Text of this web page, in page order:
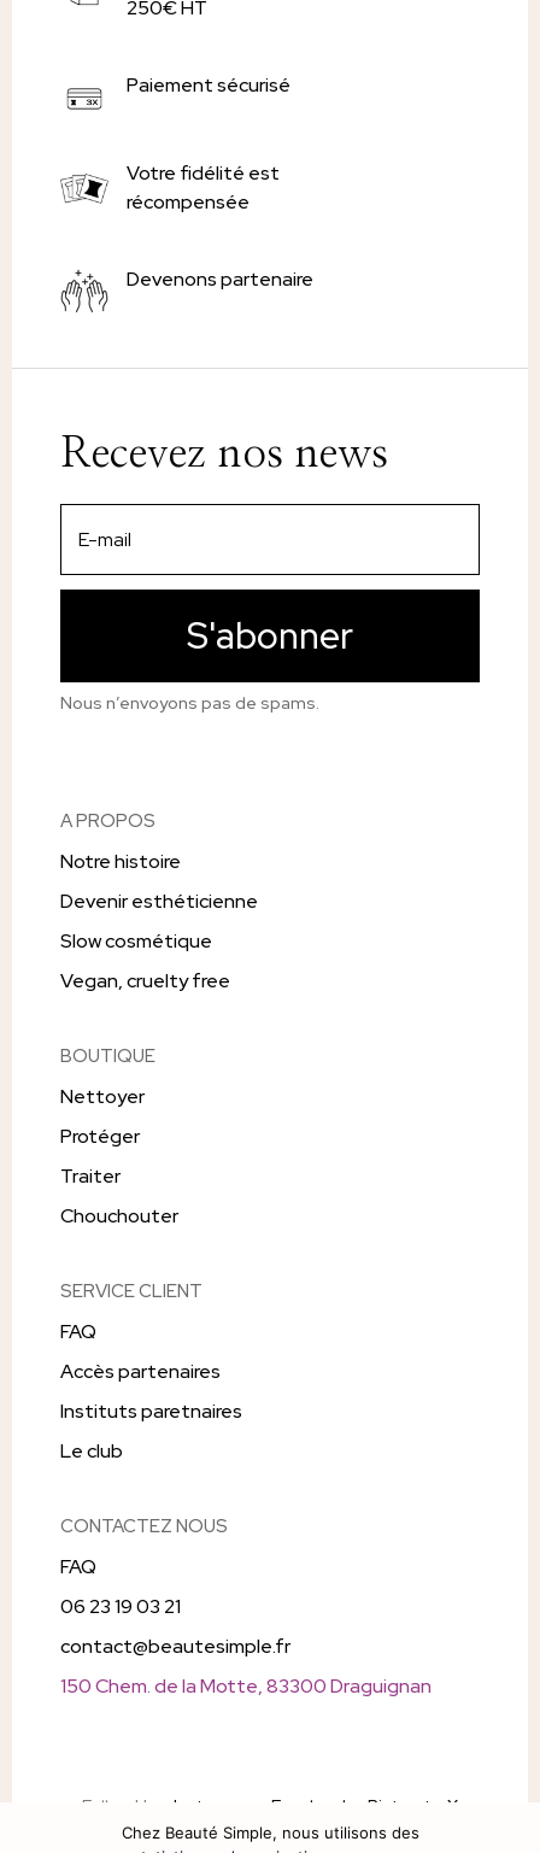
250€ HT
Paiement sécurisé
Votre fidélité est
récompensée
Devenons partenaire
Recevez nos news
S'abonner
Nous n’envoyons pas de spams.
A PROPOS
Notre histoire
Devenir esthéticienne
Slow cosmétique
Vegan, cruelty free
BOUTIQUE
Nettoyer
Protéger
Traiter
Chouchouter
SERVICE CLIENT
FAQ
Accès partenaires
Instituts paretnaires
Le club
CONTACTEZ NOUS
FAQ
06 23 19 03 21
contact@beautesimple.fr
150 Chem. de la Motte, 83300 Draguignan
Follow Us Instagram Facebook Pintrest X
Chez Beauté Simple, nous utilisons des